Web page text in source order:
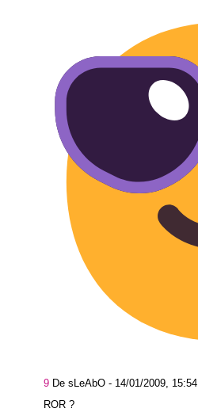
9 De sLeAbO - 14/01/2009, 15:54
ROR ?